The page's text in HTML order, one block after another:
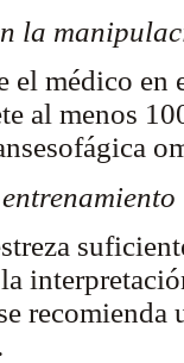
la
el médico
al menos